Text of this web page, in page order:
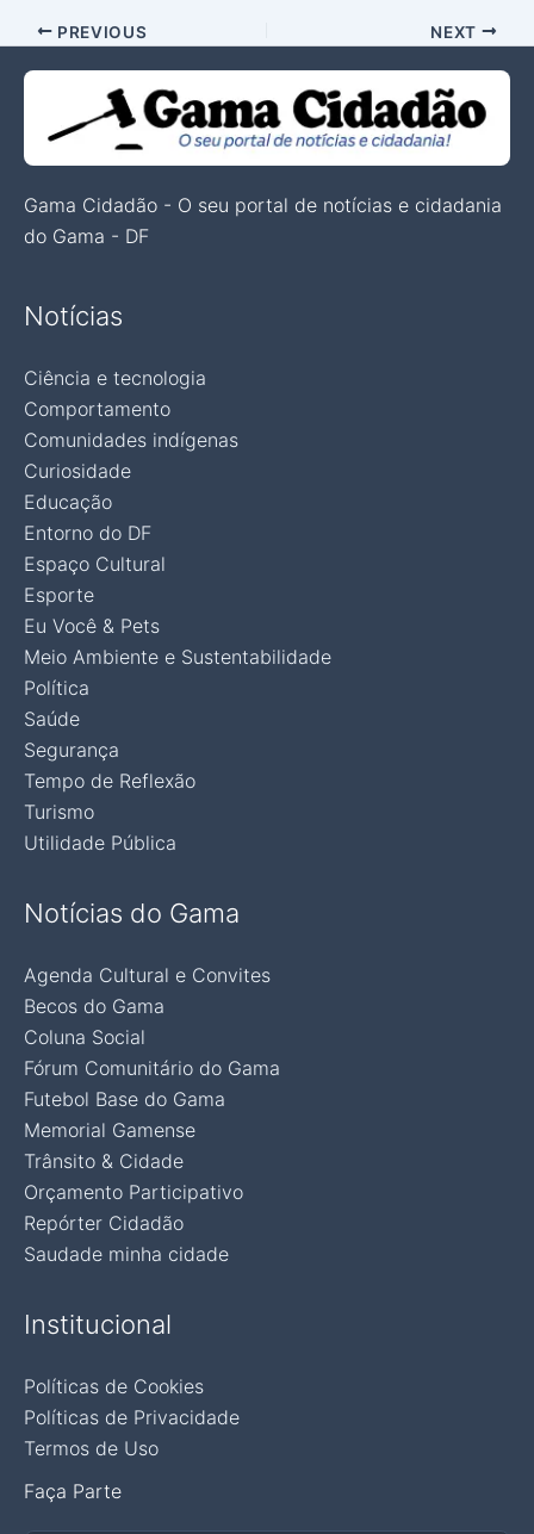
PREVIOUS NEXT
Gama Cidadão - O seu portal de notícias e cidadania
do Gama - DF
Notícias
Ciência e tecnologia
Comportamento
Comunidades indígenas
Curiosidade
Educação
Entorno do DF
Espaço Cultural
Esporte
Eu Você & Pets
Meio Ambiente e Sustentabilidade
Política
Saúde
Segurança
Tempo de Reflexão
Turismo
Utilidade Pública
Notícias do Gama
Agenda Cultural e Convites
Becos do Gama
Coluna Social
Fórum Comunitário do Gama
Futebol Base do Gama
Memorial Gamense
Trânsito & Cidade
Orçamento Participativo
Repórter Cidadão
Saudade minha cidade
Institucional
Políticas de Cookies
Políticas de Privacidade
Termos de Uso
Faça Parte